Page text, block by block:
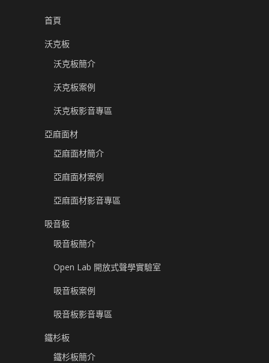
首頁
沃克板
沃克板簡介
沃克板案例
沃克板影音專區
亞麻面材
亞麻面材簡介
亞麻面材案例
亞麻面材影音專區
吸音板
吸音板簡介
Open Lab 開放式聲學實驗室
吸音板案例
吸音板影音專區
鐵杉板
鐵杉板簡介